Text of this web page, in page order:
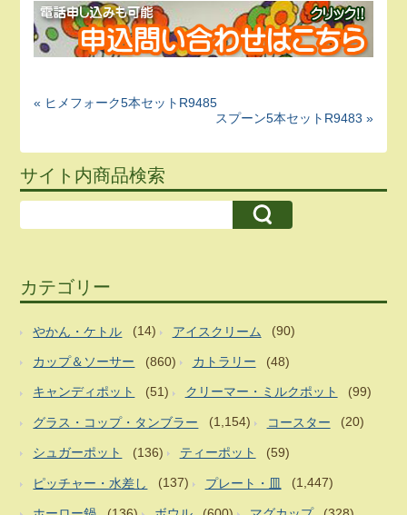
« ヒメフォーク5本セットR9485
スプーン5本セットR9483 »
サイト内商品検索
カテゴリー
やかん・ケトル (14) アイスクリーム (90)
カップ＆ソーサー (860) カトラリー (48)
キャンディポット (51) クリーマー・ミルクポット (99)
グラス・コップ・タンブラー (1,154) コースター (20)
シュガーポット (136) ティーポット (59)
ピッチャー・水差し (137) プレート・皿 (1,447)